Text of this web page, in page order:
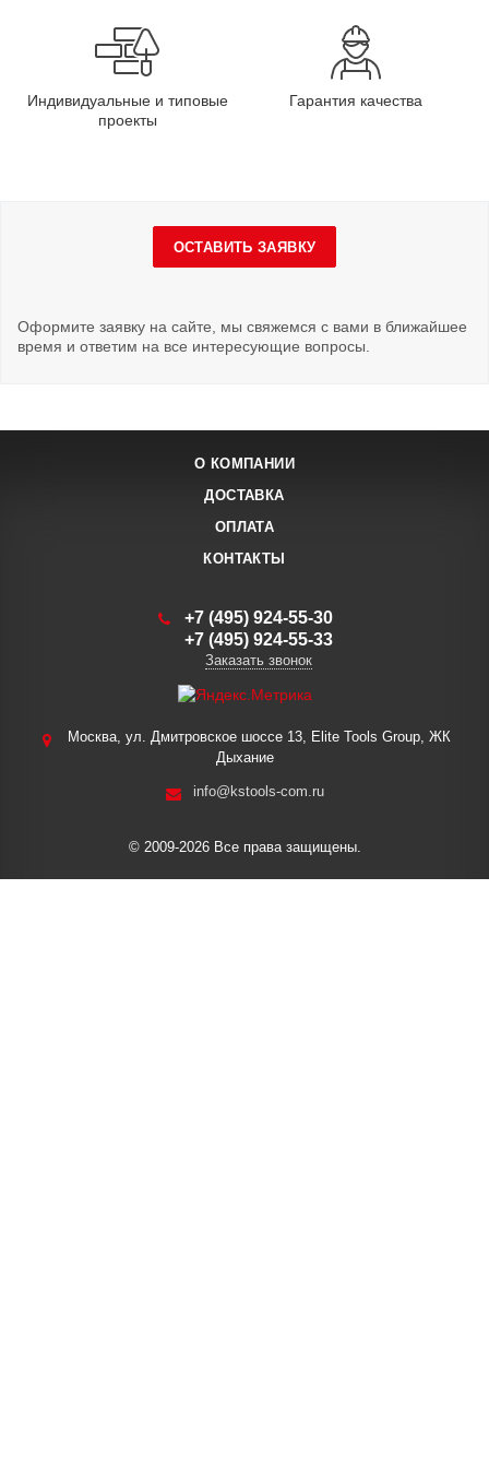
Индивидуальные и типовые
проекты
Гарантия качества
ОСТАВИТЬ ЗАЯВКУ
Оформите заявку на сайте, мы свяжемся с вами в ближайшее
время и ответим на все интересующие вопросы.
О КОМПАНИИ
ДОСТАВКА
ОПЛАТА
КОНТАКТЫ
+7 (495) 924-55-30
+7 (495) 924-55-33
Заказать звонок
Москва, ул. Дмитровское шоссе 13, Elite Tools Group, ЖК
Дыхание
info@kstools-com.ru
© 2009-2026 Все права защищены.